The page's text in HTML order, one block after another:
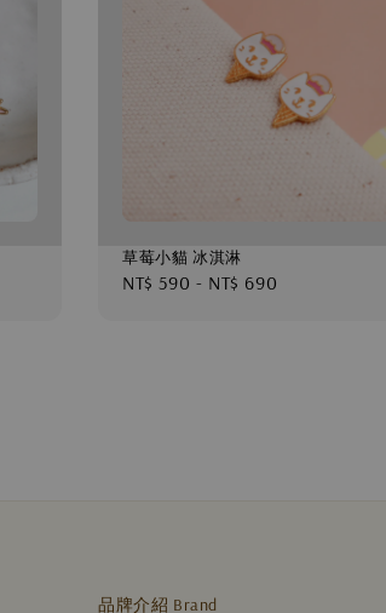
草莓小貓 冰淇淋
Regular
NT$ 590 - NT$ 690
品牌介紹 Brand